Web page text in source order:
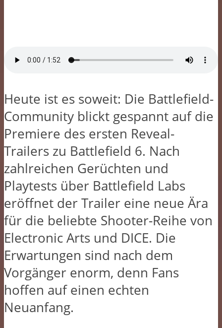
Heute ist es soweit: Die Battlefield-
Community blickt gespannt auf die
Premiere des ersten Reveal-
Trailers zu Battlefield 6. Nach
zahlreichen Gerüchten und
Playtests über Battlefield Labs
eröffnet der Trailer eine neue Ära
für die beliebte Shooter-Reihe von
Electronic Arts und DICE. Die
Erwartungen sind nach dem
Vorgänger enorm, denn Fans
hoffen auf einen echten
Neuanfang.